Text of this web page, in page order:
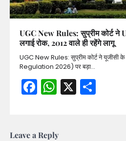
UGC New Rules: सुप्रीम कोर्ट ने
लगाई रोक, 2012 वाले ही रहेंगे लागू
UGC New Rules: सुप्रीम कोर्ट ने यूजीसी
Regulation 2026) पर बड़ा…
Facebook
WhatsApp
X
Leave a Reply